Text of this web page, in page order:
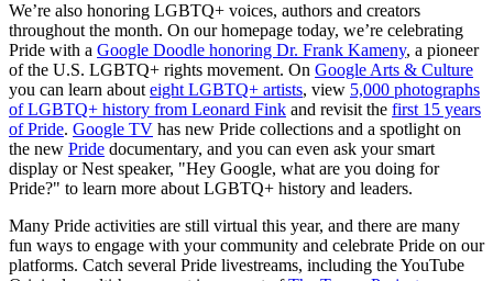
We’re also honoring LGBTQ+ voices, authors and creators
throughout the month. On our homepage today, we’re celebrating
Pride with a Google Doodle honoring Dr. Frank Kameny, a pioneer
of the U.S. LGBTQ+ rights movement. On Google Arts & Culture
you can learn about eight LGBTQ+ artists, view 5,000 photographs
of LGBTQ+ history from Leonard Fink and revisit the first 15 years
of Pride. Google TV has new Pride collections and a spotlight on
the new Pride documentary, and you can even ask your smart
display or Nest speaker, "Hey Google, what are you doing for
Pride?" to learn more about LGBTQ+ history and leaders.
Many Pride activities are still virtual this year, and there are many
fun ways to engage with your community and celebrate Pride on our
platforms. Catch several Pride livestreams, including the YouTube